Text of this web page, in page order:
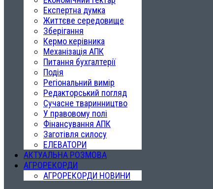
Експертна думка
Життєве середовище
Зберігання
Кермо керівника
Механізація АПК
Питання бухгалтерії
Подія
Регіональний вимір
Редакторський погляд
Сучасне тваринництво
У правовому полі
Фінансування АПК
Заготівля силосу
ЕЛЕВАТОРИ
АКТУАЛЬНА РОЗМОВА
АГРОРЕКОРДИ
АГРОРЕКОРДИ НОВИНИ